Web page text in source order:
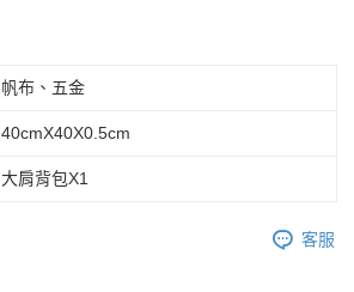
帆布、五金
40cmX40X0.5cm
大肩背包X1
客服